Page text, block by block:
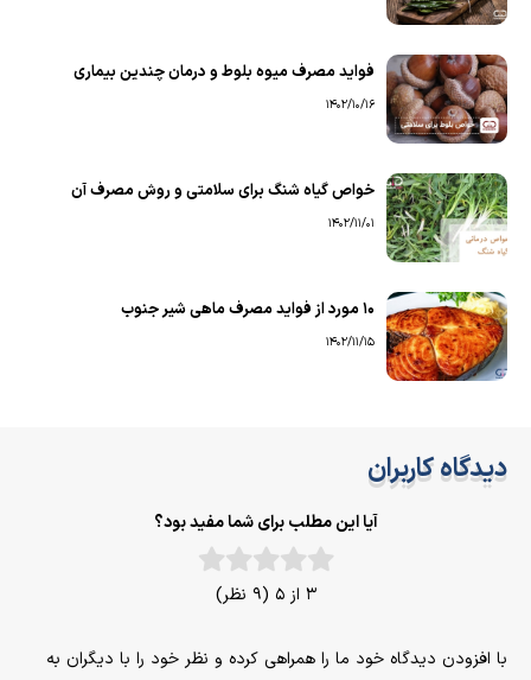
فواید مصرف میوه بلوط و درمان چندین بیماری
1402/10/16
خواص گیاه شنگ برای سلامتی و روش مصرف آن
1402/11/01
۱۰ مورد از فواید مصرف ماهی شیر جنوب
1402/11/15
دیدگاه کاربران
آیا این مطلب برای شما مفید بود؟
3 از 5 (9 نظر)
با افزودن دیدگاه خود ما را همراهی کرده و نظر خود را با دیگران به